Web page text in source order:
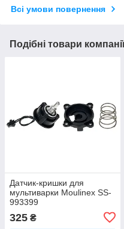
Всі умови повернення
Подібні товари
Датчик-кришки для
мультиварки Moulinex SS-
993399
325 ₴